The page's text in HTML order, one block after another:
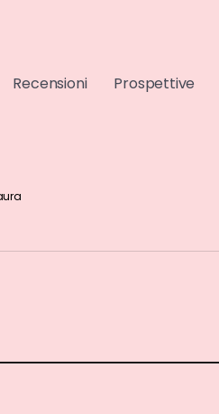
Recensioni Prospettive